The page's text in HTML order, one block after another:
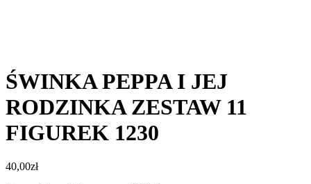
ŚWINKA PEPPA I JEJ
RODZINKA ZESTAW 11
FIGUREK 1230
40,00zł